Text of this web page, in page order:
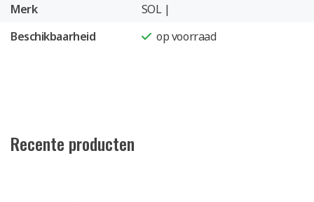
Merk
SOL |
Beschikbaarheid
op voorraad
Recente producten